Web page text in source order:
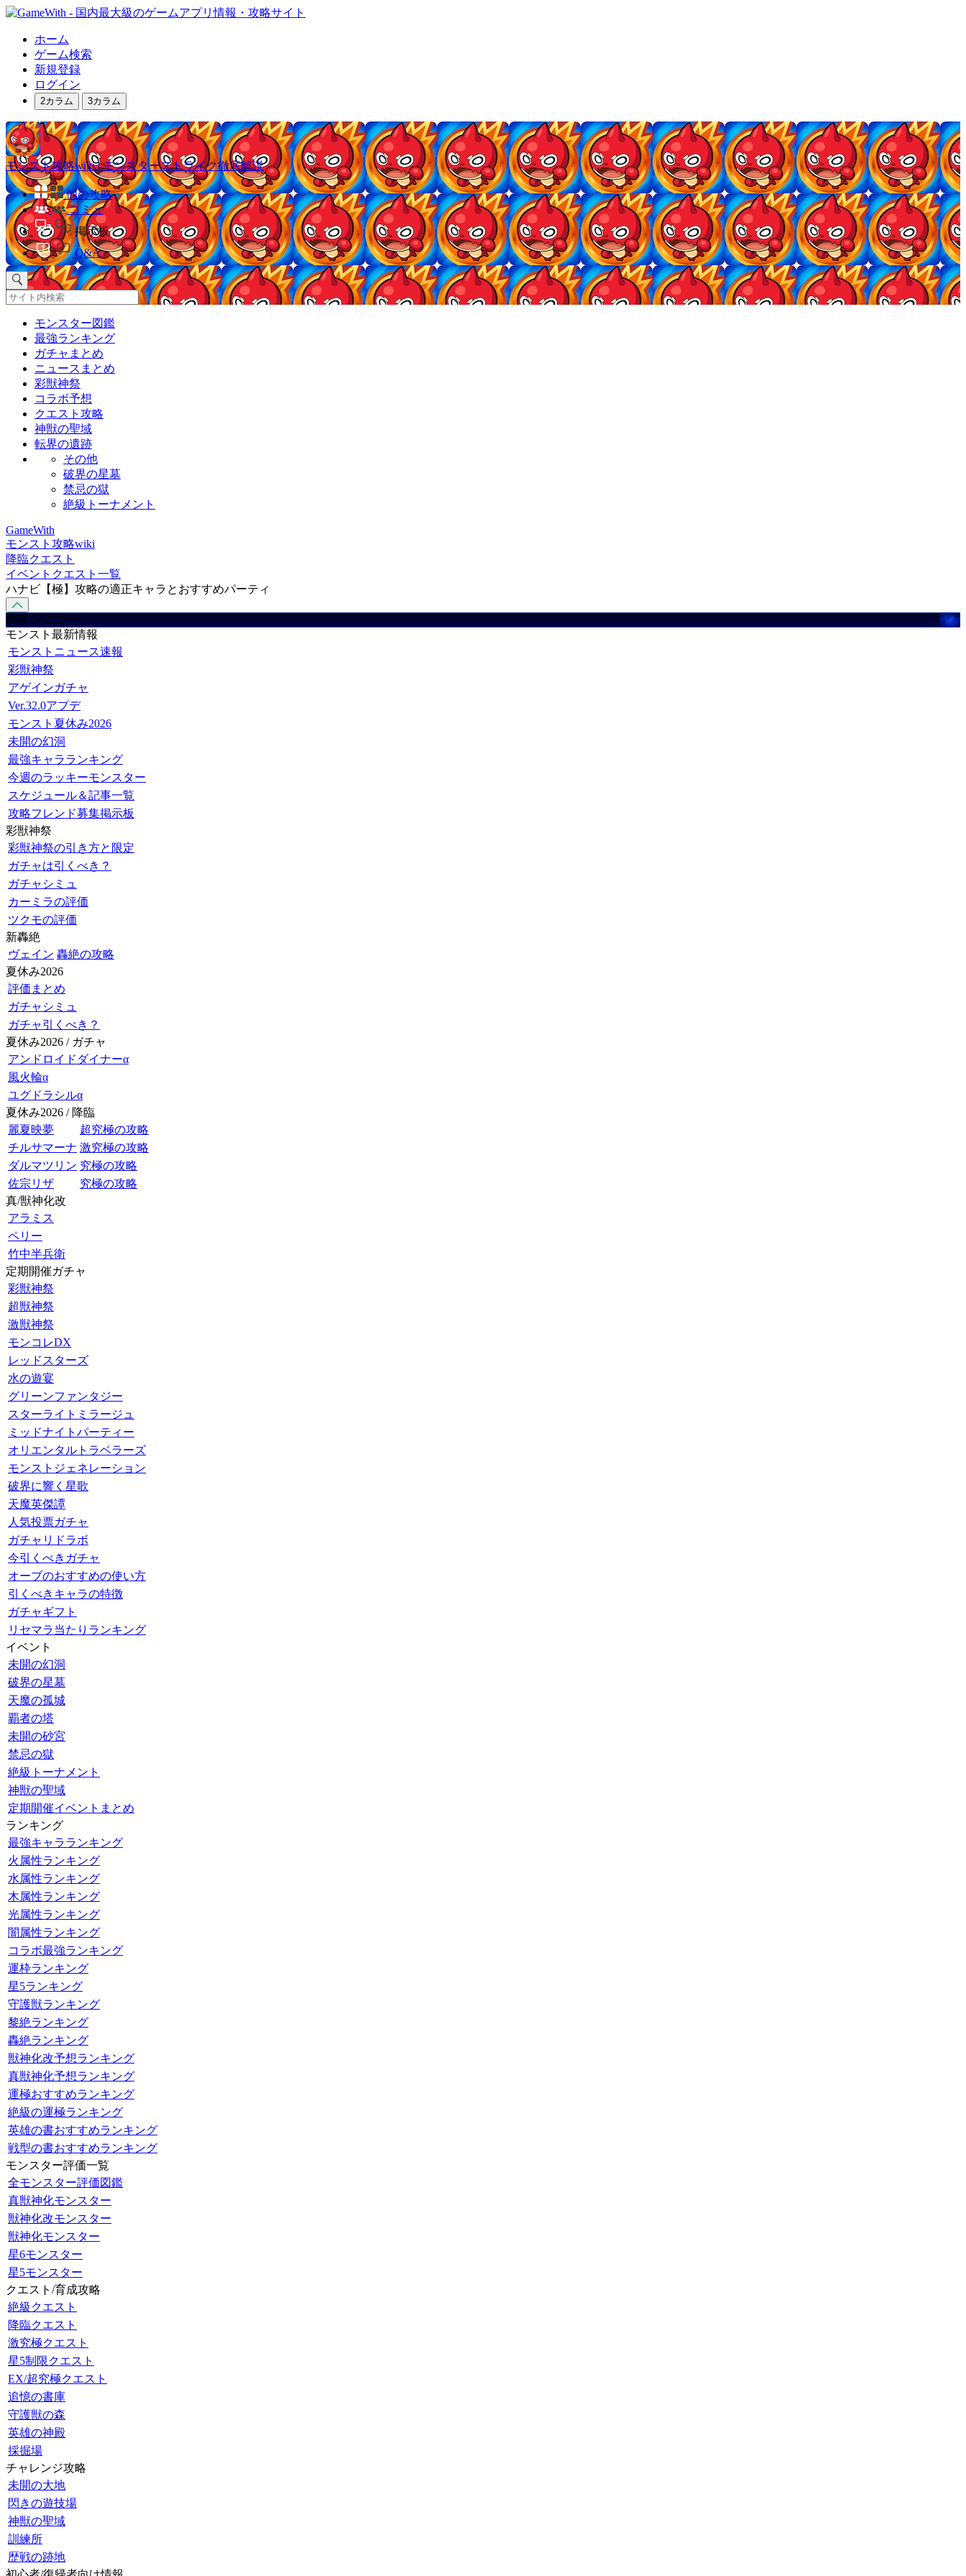
ホーム
ゲーム検索
新規登録
ログイン
2カラム 3カラム
モンスト攻略wiki | モンスターストライク徹底解説
他の攻略
コミュ
掲示板
Q&A
モンスター図鑑
最強ランキング
ガチャまとめ
ニュースまとめ
彩獣神祭
コラボ予想
クエスト攻略
神獣の聖域
転界の遺跡
その他
破界の星墓
禁忌の獄
絶級トーナメント
GameWith
モンスト攻略wiki
降臨クエスト
イベントクエスト一覧
ハナビ【極】攻略の適正キャラとおすすめパーティ
攻略 メニュー
モンスト最新情報
モンストニュース速報
彩獣神祭
アゲインガチャ
Ver.32.0アプデ
モンスト夏休み2026
未開の幻洞
最強キャラランキング
今週のラッキーモンスター
スケジュール＆記事一覧
攻略フレンド募集掲示板
彩獣神祭
彩獣神祭の引き方と限定
ガチャは引くべき？
ガチャシミュ
カーミラの評価
ツクモの評価
新轟絶
ヴェイン 轟絶の攻略
夏休み2026
評価まとめ
ガチャシミュ
ガチャ引くべき？
夏休み2026 / ガチャ
アンドロイドダイナーα
風火輪α
ユグドラシルα
夏休み2026 / 降臨
麗夏映夢
超究極の攻略
チルサマーナ 激究極の攻略
ダルマツリン 究極の攻略
佐宗リザ
究極の攻略
真/獣神化改
アラミス
ペリー
竹中半兵衛
定期開催ガチャ
彩獣神祭
超獣神祭
激獣神祭
モンコレDX
レッドスターズ
水の遊宴
グリーンファンタジー
スターライトミラージュ
ミッドナイトパーティー
オリエンタルトラベラーズ
モンストジェネレーション
破界に響く星歌
天魔英傑譚
人気投票ガチャ
ガチャリドラボ
今引くべきガチャ
オーブのおすすめの使い方
引くべきキャラの特徴
ガチャギフト
リセマラ当たりランキング
イベント
未開の幻洞
破界の星墓
天魔の孤城
覇者の塔
未開の砂宮
禁忌の獄
絶級トーナメント
神獣の聖域
定期開催イベントまとめ
ランキング
最強キャラランキング
火属性ランキング
水属性ランキング
木属性ランキング
光属性ランキング
闇属性ランキング
コラボ最強ランキング
運枠ランキング
星5ランキング
守護獣ランキング
黎絶ランキング
轟絶ランキング
獣神化改予想ランキング
真獣神化予想ランキング
運極おすすめランキング
絶級の運極ランキング
英雄の書おすすめランキング
戦型の書おすすめランキング
モンスター評価一覧
全モンスター評価図鑑
真獣神化モンスター
獣神化改モンスター
獣神化モンスター
星6モンスター
星5モンスター
クエスト/育成攻略
絶級クエスト
降臨クエスト
激究極クエスト
星5制限クエスト
EX/超究極クエスト
追憶の書庫
守護獣の森
英雄の神殿
採掘場
チャレンジ攻略
未開の大地
閃きの遊技場
神獣の聖域
訓練所
歴戦の跡地